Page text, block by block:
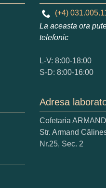
Adaugati o
Ce nota
1 2
Nu tocmai bun
(+4)
La aceasta ora
telefonic
L-V: 8:00-18:00
S-D: 8:00-16:00
Adresa
Cofetaria
Str. Armand
Nr.25, Sec. 2